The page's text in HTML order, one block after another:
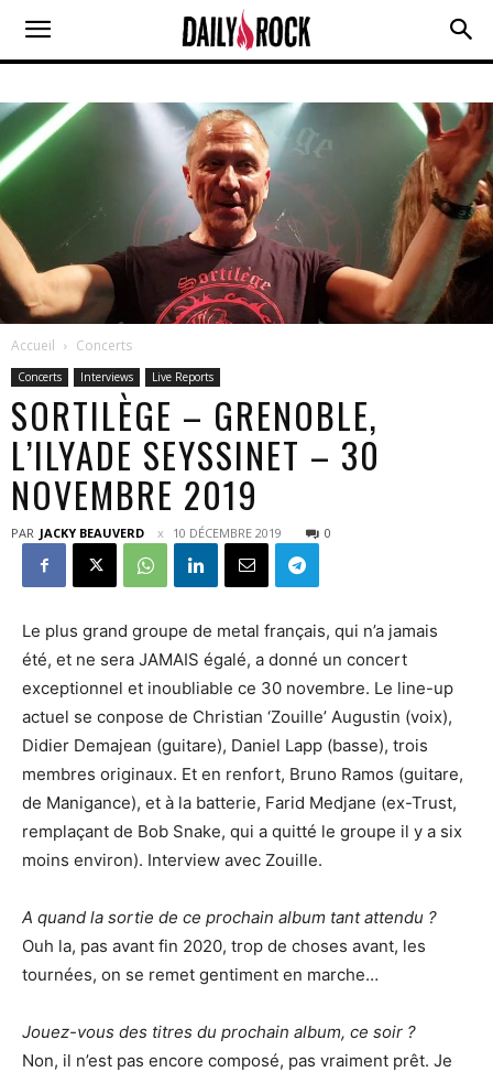
Accueil Concerts
Concerts Interviews Live Reports
SORTILÈGE – GRENOBLE,
L’ILYADE SEYSSINET – 30
NOVEMBRE 2019
PAR JACKY BEAUVERD 10 DÉCEMBRE 2019 0
Le plus grand groupe de metal français, qui n’a jamais
été, et ne sera JAMAIS égalé, a donné un concert
exceptionnel et inoubliable ce 30 novembre. Le line-up
actuel se conpose de Christian ‘Zouille’ Augustin (voix),
Didier Demajean (guitare), Daniel Lapp (basse), trois
membres originaux. Et en renfort, Bruno Ramos (guitare,
de Manigance), et à la batterie, Farid Medjane (ex-Trust,
remplaçant de Bob Snake, qui a quitté le groupe il y a six
moins environ). Interview avec Zouille.
A quand la sortie de ce prochain album tant attendu ?
Ouh la, pas avant fin 2020, trop de choses avant, les
tournées, on se remet gentiment en marche…
Jouez-vous des titres du prochain album, ce soir ?
Non, il n’est pas encore composé, pas vraiment prêt. Je